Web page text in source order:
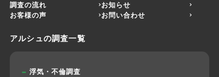
調査の流れ
お客様の声
お知らせ
お問い合わせ
アルシュの調査一覧
浮気・不倫調査